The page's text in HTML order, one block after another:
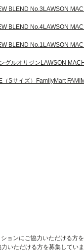
LAWSON
LAWSON
LAWSON
LAWSON
FamilyMart
いただける方を募集していま